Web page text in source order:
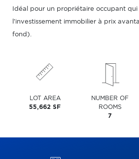
Idéal pour un propriétaire occupant qui
l'investissement immobilier à prix
fond).
LOT AREA
55,662 SF
NUMBER OF
ROOMS
7